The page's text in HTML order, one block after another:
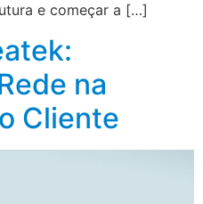
e começar a […]
na
Cliente